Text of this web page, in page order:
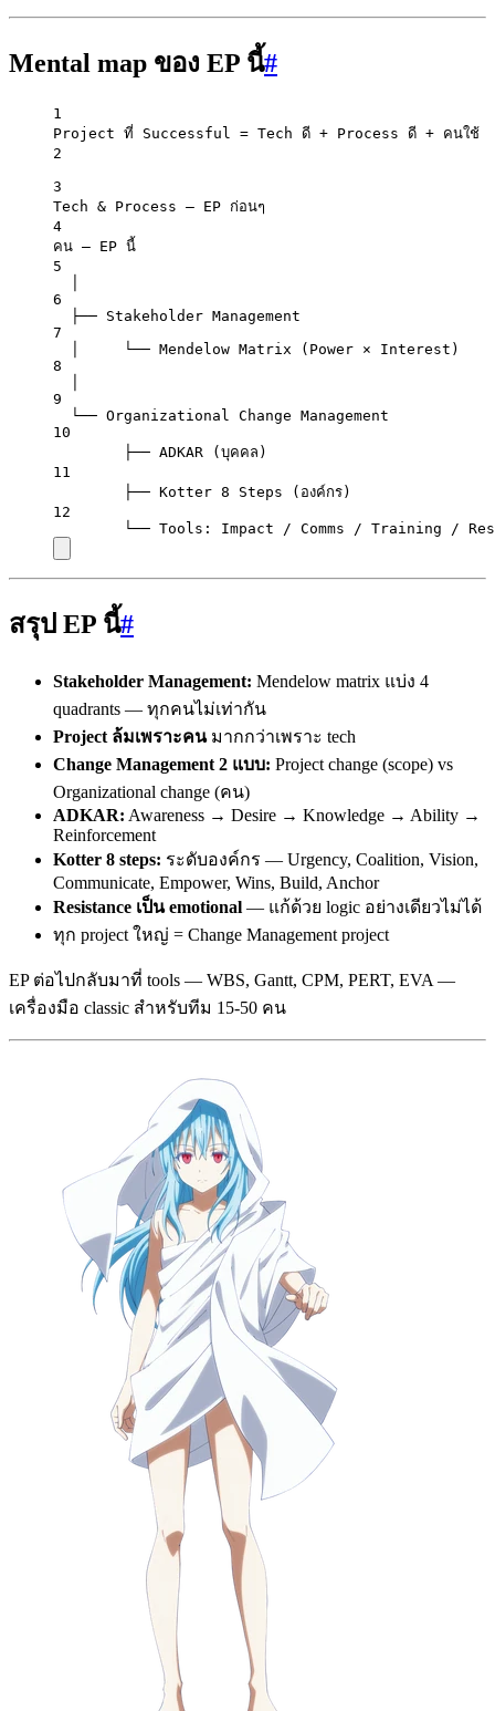
Mental map ของ EP นี้#
1
Project ที่ Successful = Tech ดี + Process ดี + คนใช้
2
3
Tech & Process — EP ก่อนๆ
4
คน — EP นี้
5
6
├── Stakeholder Management
7
│     └── Mendelow Matrix (Power × Interest)
8
9
└── Organizational Change Management
10
├── ADKAR (บุคคล)
11
├── Kotter 8 Steps (องค์กร)
12
└── Tools: Impact / Comms / Training /
สรุป EP นี้#
Stakeholder Management: Mendelow matrix แบ่ง 4
quadrants — ทุกคนไม่เท่ากัน
Project ล้มเพราะคนมากกว่าเพราะ tech
Change Management 2 แบบ: Project change (scope) vs
Organizational change (คน)
ADKAR: Awareness → Desire → Knowledge → Ability →
Reinforcement
Kotter 8 steps: ระดับองค์กร — Urgency, Coalition, Vision,
Communicate, Empower, Wins, Build, Anchor
Resistance เป็น emotional — แก้ด้วย logic อย่างเดียวไม่ได้
ทุก project ใหญ่ = Change Management project
EP ต่อไปกลับมาที่ tools — WBS, Gantt, CPM, PERT, EVA —
เครื่องมือ classic สำหรับทีม 15-50 คน